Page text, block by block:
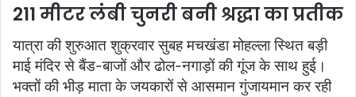
211 मीटर लंबी चुनरी बनी श्रद्धा का प्रतीक
यात्रा की शुरुआत शुक्रवार सुबह मचखंडा मोहल्ला स्थित बड़ी
माई मंदिर से बैंड-बाजों और ढोल-नगाड़ों की गूंज के साथ हुई।
भक्तों की भीड़ माता के जयकारों से आसमान गुंजायमान कर रही